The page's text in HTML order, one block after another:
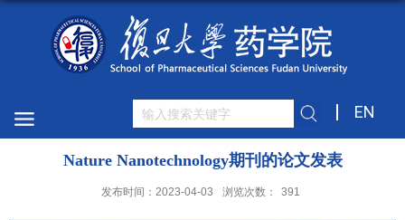
EN
Nature Nanotechnology期刊的论文发表
发布时间：2023-04-03 浏览次数： 391